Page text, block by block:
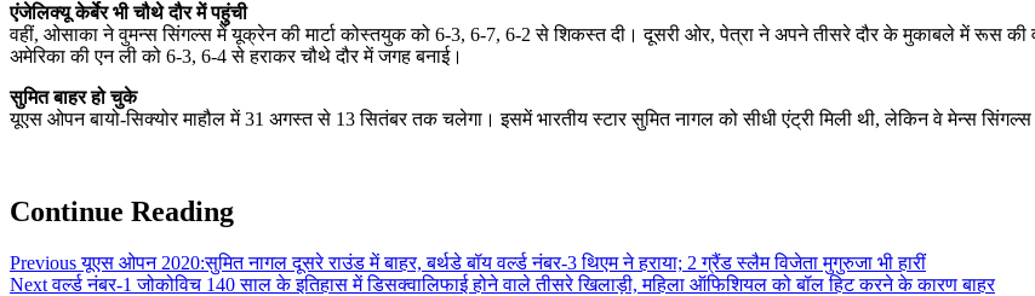
एंजेलिक्यू केर्बेर भी चौथे दौर में पहुंची
वहीं, ओसाका ने वुमन्स सिंगल्स में यूक्रेन की मार्टा कोस्तयुक को 6-3, 6-7, 6-2 से शिकस्त दी। दूसरी ओर, पेत्रा ने अपने तीसरे दौर के मुकाबले में रूस की
अमेरिका की एन ली को 6-3, 6-4 से हराकर चौथे दौर में जगह बनाई।
सुमित बाहर हो चुके
यूएस ओपन बायो-सिक्योर माहौल में 31 अगस्त से 13 सितंबर तक चलेगा। इसमें भारतीय स्टार सुमित नागल को सीधी एंट्री मिली थी, लेकिन वे मेन्स
Continue Reading
Previousयूएस ओपन 2020:सुमित नागल दूसरे राउंड में बाहर, बर्थडे बॉय वर्ल्ड नंबर-3 थिएम ने हराया; 2 ग्रैंड स्लैम विजेता मुगुरुजा भी हारीं
Nextवर्ल्ड नंबर-1 जोकोविच 140 साल के इतिहास में डिसक्वालिफाई होने वाले तीसरे खिलाड़ी, महिला ऑफिशियल को बॉल हिट करने के कारण बाहर